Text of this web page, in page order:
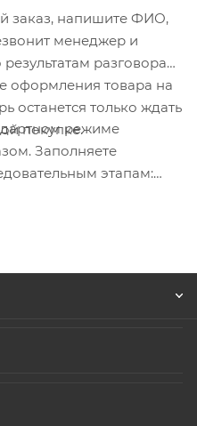
заказ, напишите ФИО,
менеджер и
разговора
оформления товара на
останется только ждать
покупке.режиме
Заполняете
этапам: